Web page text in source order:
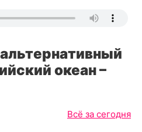
океан –
Всё за сегодня